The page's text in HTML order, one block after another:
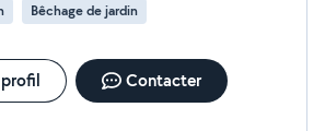
Bêchage de jardin
Contacter